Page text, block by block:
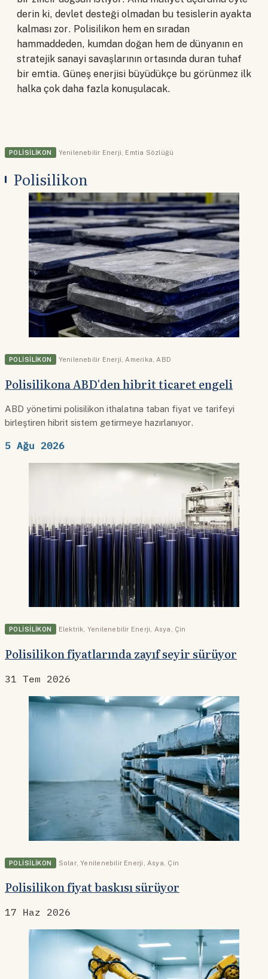
derin ki, devlet desteği olmadan bu tesislerin ayakta
kalması zor. Polisilikon hem en sıradan
hammaddeden, kumdan doğan hem de dünyanın en
stratejik sanayi savaşlarının ortasında duran tuhaf
bir emtia. Güneş enerjisi büyüdükçe bu görünmez ilk
halka çok daha fazla konuşulacak.
POLISILIKON Yenilenebilir Enerji, Emtia Sözlüğü
Polisilikon
POLISILIKON Yenilenebilir Enerji Amerika ABD
Polisilikona ABD'den hibrit ticaret engeli
ABD yönetimi polisilikon ithalatına taban fiyat ve tarifeyi
birleştiren hibrit sistem getirmeye hazırlanıyor.
5 Ağu 2026
POLISILIKON Elektrik, Yenilenebilir Enerji, Asya , Çin
Polisilikon fiyatlarında zayıf seyir sürüyor
31 Tem 2026
POLISILIKON Solar,Yenilenebilir Enerji Asya Çin
Polisilikon fiyat baskısı sürüyor
17 Haz 2026